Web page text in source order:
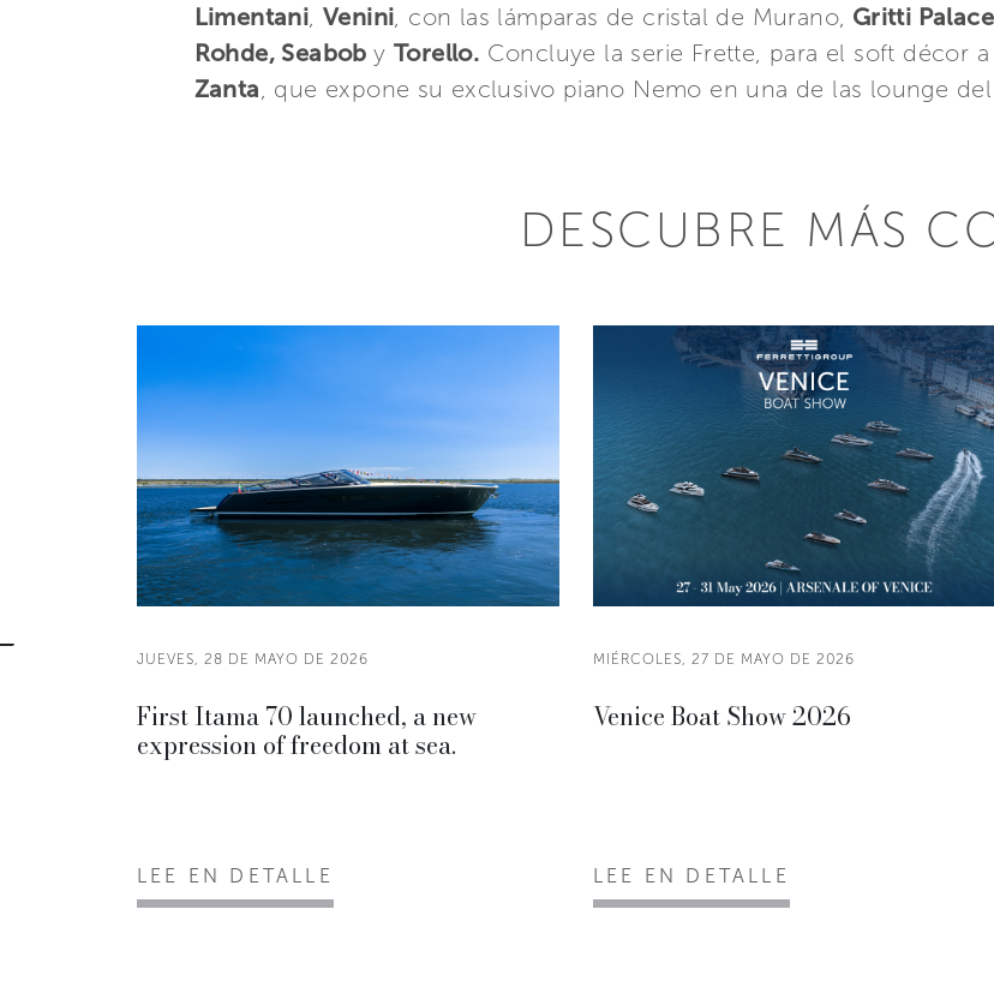
Limentani Venini , con las lámparas de cristal de Murano, Gritti Palace
Rohde, Seaboby Torello. Concluye la serie Frette, para el soft décor
Zanta , que expone su exclusivo piano Nemo en una de las lounge
DESCUBRE MÁS
JUEVES, 28 DE MAYO DE 2026
First Itama 70 launched, a new
expression of freedom at sea.
LEE EN DETALLE
MIÉRCOLES, 27 DE MAYO DE 2026
Venice Boat Show 2026
LEE EN DETALLE